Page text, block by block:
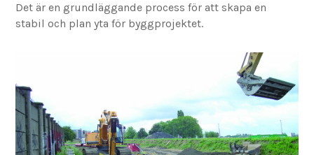
Det är en grundläggande process för att skapa en
stabil och plan yta för byggprojektet.